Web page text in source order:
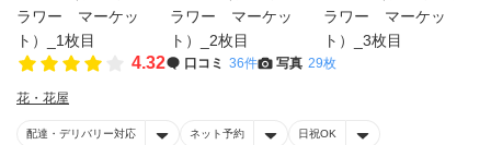
4.32 口コミ 36件 写真 29枚
花・花屋
配達・デリバリー対応 ネット予約 日祝OK